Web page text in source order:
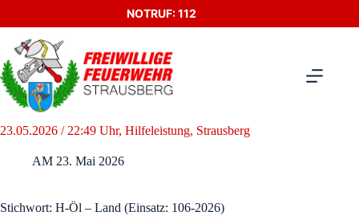
NOTRUF: 112
23.05.2026 / 22:49 Uhr, Hilfeleistung, Strausberg
AM 23. Mai 2026
Stichwort: H-Öl – Land (Einsatz: 106-2026)